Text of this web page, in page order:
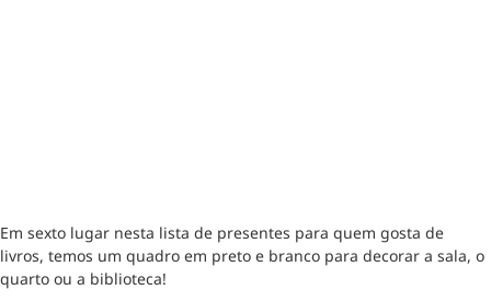
Em sexto lugar nesta lista de presentes para quem gosta de
livros, temos um quadro em preto e branco para decorar a sala, o
quarto ou a biblioteca!